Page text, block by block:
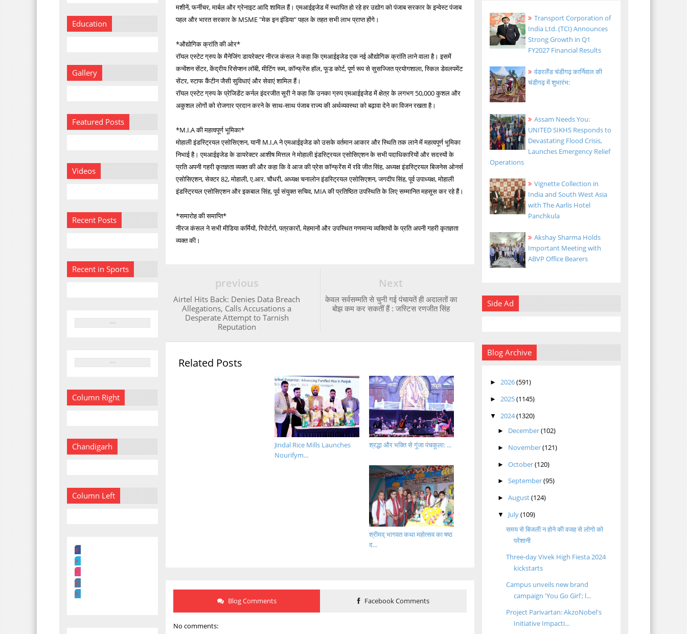
Education
Gallery
Featured Posts
Videos
Recent Posts
Recent in Sports
Column Right
Chandigarh
Column Left
मशीनें, फर्नीचर, मार्बल और ग्रेनाइट आदि शामिल हैं। एमआईइजेड में स्थापित हो रहे हर उद्योग को पंजाब सरकार के इन्वेस्ट पंजाब
पहल और भारत सरकार के MSME "मेक इन इंडिया" पहल के तहत सभी लाभ प्राप्त होंगे।
*औद्योगिक क्रांति की ओर*
रॉयल एस्टेट ग्रुप के मैनेजिंग डायरेक्टर नीरज कंसल ने कहा कि एमआईइजेड एक नई औद्योगिक क्रांति लाने वाला है। इसमें
कन्वेंशन सेंटर, केंद्रीय रिसेप्शन लॉबी, मीटिंग रूम, कॉन्फ्रेंस हॉल, फूड कोर्ट, पूर्ण रूप से सुसज्जित प्रयोगशाला, स्किल डेवलपमेंट
सेंटर, स्टाफ कैंटीन जैसी सुविधाएं और सेवाएं शामिल हैं।
रॉयल एस्टेट ग्रुप के प्रेजिडेंट कर्नल इंदरजीत सूरी ने कहा कि उनका ग्रुप एमआईइजेड में क्षेत्र के लगभग 50,000 कुशल और
अकुशल लोगों को रोजगार प्रदान करने के साथ-साथ पंजाब राज्य की अर्थव्यवस्था को बढ़ावा देने का विजन रखता है।
*M.I.A की महत्वपूर्ण भूमिका*
मोहाली इंडस्ट्रियल एसोसिएशन, यानी M.I.A ने एमआईइजेड को उसके वर्तमान आकार और स्थिति तक लाने में महत्वपूर्ण भूमिका
निभाई है। एमआईइजेड के डायरेक्टर आशीष मित्तल ने मोहाली इंडस्ट्रियल एसोसिएशन के सभी पदाधिकारियों और सदस्यों के
प्रति अपनी गहरी कृतज्ञता व्यक्त की और कहा कि वे आज की प्रेस कॉन्फ्रेंस में रवि जीत सिंह, अध्यक्ष इंडस्ट्रियल बिजनेस ओनर्स
एसोसिएशन, सेक्टर 82, मोहाली, ए.आर. चौधरी, अध्यक्ष चनालोन इंडस्ट्रियल एसोसिएशन, जगदीप सिंह, पूर्व उपाध्यक्ष, मोहाली
इंडस्ट्रियल एसोसिएशन और इकबाल सिंह, पूर्व संयुक्त सचिव, MIA की प्रतिष्ठित उपस्थिति के लिए सम्मानित महसूस कर रहे हैं।
*समारोह की समाप्ति*
नीरज कंसल ने सभी मीडिया कर्मियों, रिपोर्टरों, पत्रकारों, मेहमानों और उपस्थित गणमान्य व्यक्तियों के प्रति अपनी गहरी कृतज्ञता
व्यक्त की।
Next
केवल सर्वसम्मति से चुनी गई पंचायतें ही अदालतों का
बोझ कम कर सकतीं हैं : जस्टिस रणजीत सिंह
previous
Airtel Hits Back: Denies Data Breach
Allegations, Calls Accusations a
Desperate Attempt to Tarnish
Reputation
Related Posts
श्रद्धा और भक्ति से गूंजा पंचकूला: ...
Jindal Rice Mills Launches
Nourifym...
श्रीमद् भागवत कथा महोत्सव का षष्ठ
द...
Blog Comments Facebook Comments
No comments:
Transport Corporation of
India Ltd. (TCI) Announces
Strong Growth in Q1
FY2027 Financial Results
वंडरलैंड चंडीगढ़ कार्निवाल की
चंडीगढ़ में शुभारंभ:
Assam Needs You:
UNITED SIKHS Responds to
Devastating Flood Crisis,
Launches Emergency Relief
Operations
Vignette Collection in
India and South West Asia
with The Aarlis Hotel
Panchkula
Akshay Sharma Holds
Important Meeting with
ABVP Office Bearers
Side Ad
Blog Archive
► 2026(591)
► 2025(1145)
▼ 2024(1320)
► December(102)
► November(121)
►October(120)
►September(95)
►August(124)
▼ July(109)
समय से बिजली न होने की वजह से लोगो को
परेशानी
Three-day Vivek High Fiesta 2024
kickstarts
Campus unveils new brand
campaign 'You Go Girl'; l...
Project Parivartan: AkzoNobel's
Initiative Impacti...